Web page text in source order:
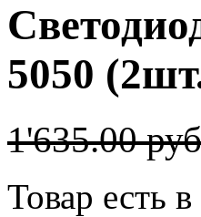
5050
1'635.00 руб
Товар есть